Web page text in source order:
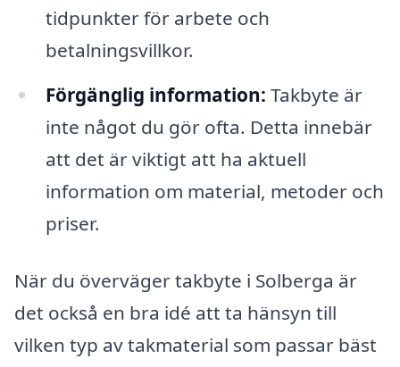
tidpunkter för arbete och
betalningsvillkor.
Förgänglig information: Takbyte är
inte något du gör ofta. Detta innebär
att det är viktigt att ha aktuell
information om material, metoder och
priser.
När du överväger takbyte i Solberga är
det också en bra idé att ta hänsyn till
vilken typ av takmaterial som passar bäst